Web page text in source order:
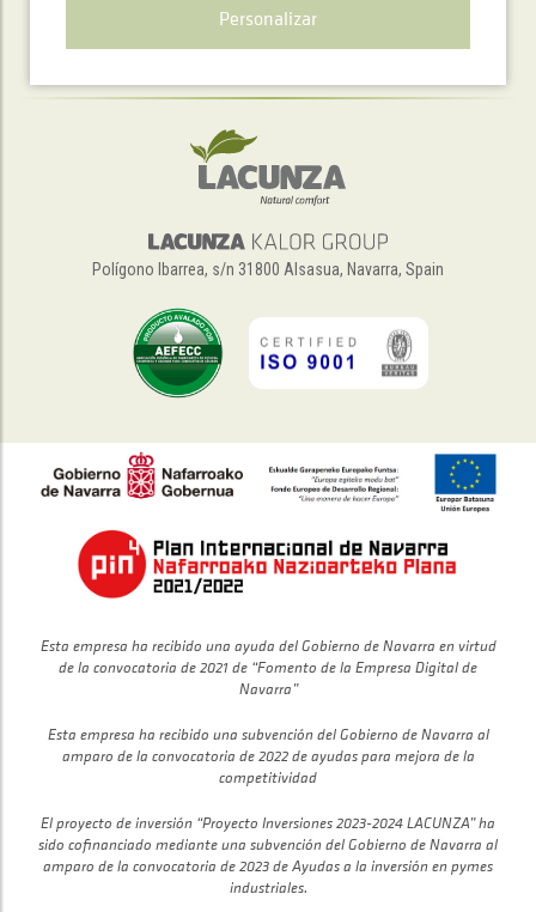
Servicio de atención telefónica
+34 948 563 511
Polígono Ibarrea, s/n 31800 Alsasua, Navarra, Spain
Esta empresa ha recibido una ayuda del Gobierno de Navarra en virtud
de la convocatoria de 2021 de “Fomento de la Empresa Digital de
Navarra”
Esta empresa ha recibido una subvención del Gobierno de Navarra al
amparo de la convocatoria de 2022 de ayudas para mejora de la
competitividad
El proyecto de inversión “Proyecto Inversiones 2023-2024 LACUNZA” ha
sido cofinanciado mediante una subvención del Gobierno de Navarra al
amparo de la convocatoria de 2023 de Ayudas a la inversión en pymes
industriales.
Personalizar